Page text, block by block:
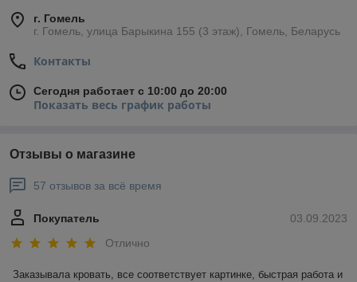
г. Гомель
г. Гомель, улица Барыкина 155 (3 этаж), Гомель, Беларусь
Контакты
Сегодня работает с 10:00 до 20:00
Показать весь график работы
Отзывы о магазине
57 отзывов за всё время
03.09.2023
Покупатель
Отлично
Заказывала кровать, все соответствует картинке, быстрая работа и